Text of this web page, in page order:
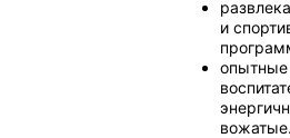
и
опытные
вожатые.